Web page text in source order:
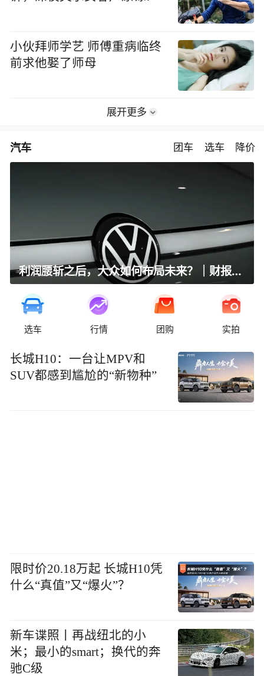
小伙拜师学艺 师傅重病临终
前求他娶了师母
展开更多
汽车 团车 选车 降价
利润腰斩之后，大众如何布局未来？｜财报全视角
选车 行情 团购 实拍
长城H10：一台让MPV和
SUV都感到尴尬的“新物种”
限时价20.18万起 长城H10凭
什么“真值”又“爆火”？
新车谍照丨再战纽北的小
米；最小的smart；换代的奔
驰C级